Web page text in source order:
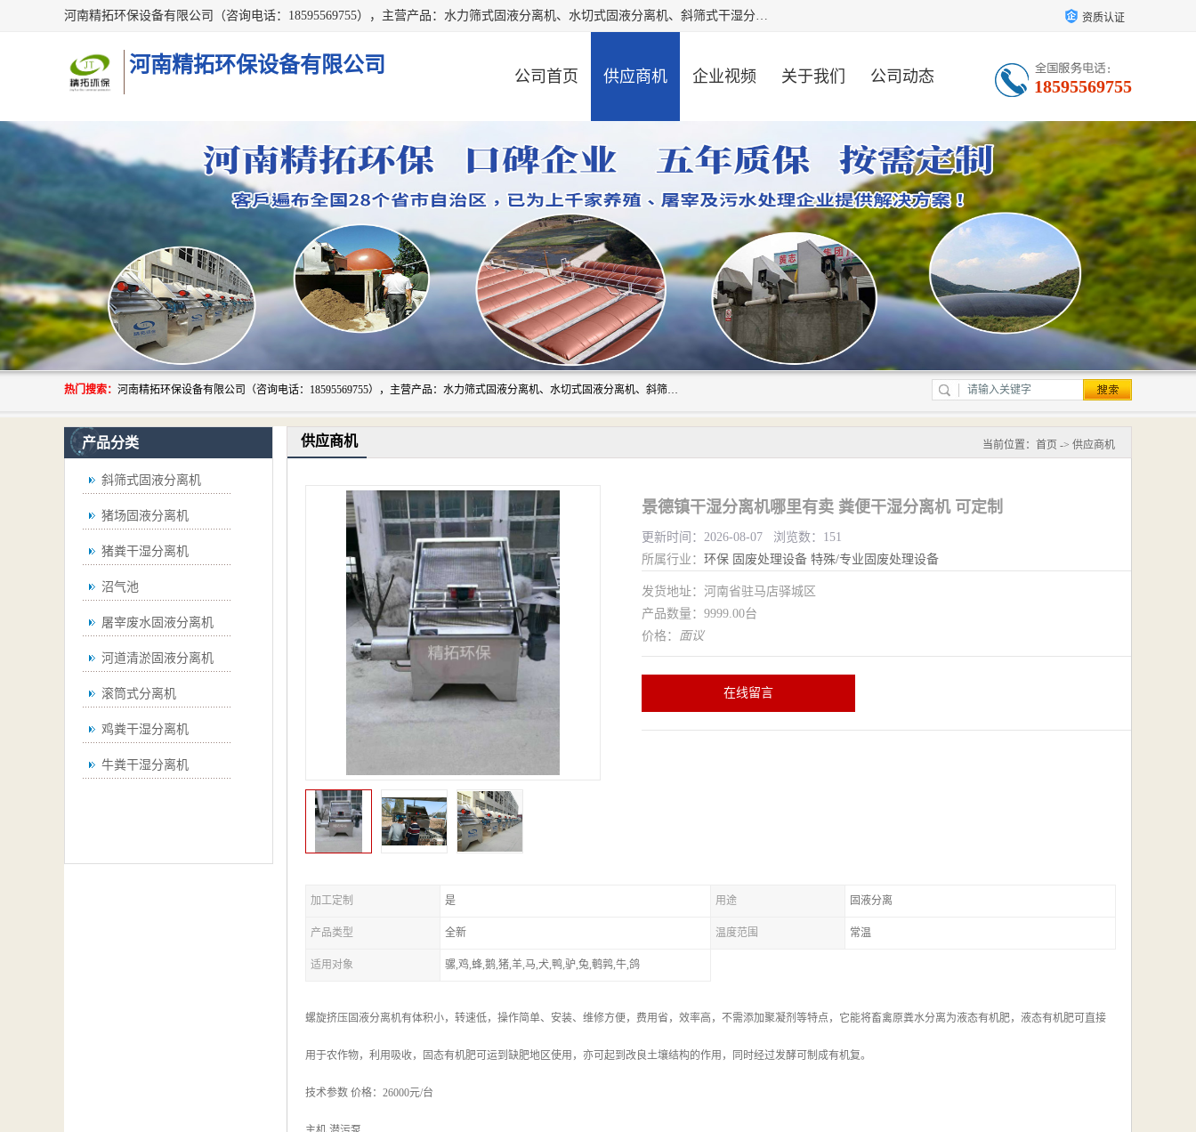
河南精拓环保设备有限公司（咨询电话：18595569755），主营产品：水力筛式固液分离机、水切式固液分离机、斜筛式干湿分离机、养猪场固液分离机、斜筛式固液分离机、屠宰场固液分离机、猪场干湿分离机等。公司从事固液分离设备及配套沼气池的研发、设计、销售与施工，并提供污水处理整体解决方案。 资质认证
河南精拓环保设备有限公司 公司首页 供应商机 企业视频 关于我们 公司动态 18595569755
热门搜索： 河南精拓环保设备有限公司（咨询电话：18595569755），主营产品：水力筛式固液分离机、水切式固液分离机、斜筛式干湿分离机、养猪场固液分离机、斜筛式固液分离机、屠宰场固液分离机、猪场干湿分离机等。公司从事固液分离设备及配套沼气池的研发、设计、销售与施工，并提供污水处理整体解决方案。
产品分类
斜筛式固液分离机
猪场固液分离机
猪粪干湿分离机
沼气池
屠宰废水固液分离机
河道清淤固液分离机
滚筒式分离机
鸡粪干湿分离机
牛粪干湿分离机
供应商机 当前位置： 首页 -> 供应商机
景德镇干湿分离机哪里有卖 粪便干湿分离机 可定制
更新时间：2026-08-07 浏览数：151
所属行业： 环保 固废处理设备 特殊/专业固废处理设备
发货地址：河南省驻马店驿城区
产品数量：9999.00台
价格： 面议
在线留言
加工定制 是 用途 固液分离
产品类型 全新 温度范围 常温
适用对象 骡,鸡,蜂,鹅,猪,羊,马,犬,鸭,驴,兔,鹌鹑,牛,鸽
螺旋挤压固液分离机有体积小，转速低，操作简单、安装、维修方便，费用省，效率高，不需添加聚凝剂等特点，它能将畜禽原粪水分离为液态有机肥，液态有机肥可直接
用于农作物，利用吸收，固态有机肥可运到缺肥地区使用，亦可起到改良土壤结构的作用，同时经过发酵可制成有机复。
技术参数 价格：26000元/台